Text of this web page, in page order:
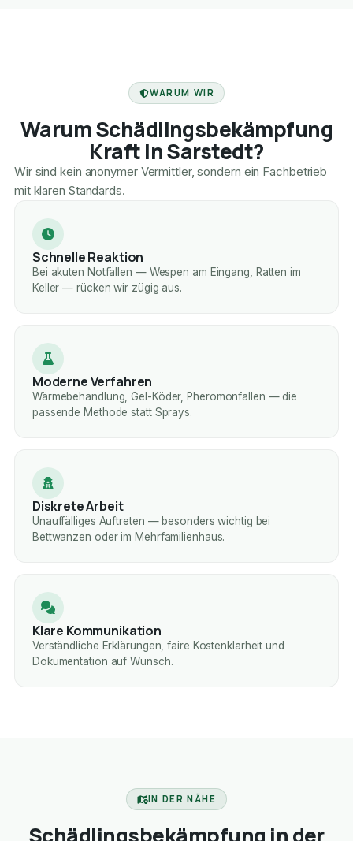
WARUM WIR
Warum Schädlingsbekämpfung
Kraft in Sarstedt?
Wir sind kein anonymer Vermittler, sondern ein Fachbetrieb
mit klaren Standards.
Schnelle Reaktion
Bei akuten Notfällen — Wespen am Eingang, Ratten im
Keller — rücken wir zügig aus.
Moderne Verfahren
Wärmebehandlung, Gel-Köder, Pheromonfallen — die
passende Methode statt Sprays.
Diskrete Arbeit
Unauffälliges Auftreten — besonders wichtig bei
Bettwanzen oder im Mehrfamilienhaus.
Klare Kommunikation
Verständliche Erklärungen, faire Kostenklarheit und
Dokumentation auf Wunsch.
IN DER NÄHE